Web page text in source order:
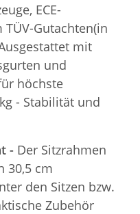
ECE-
Gutachten(in
mit
und
höchste
- Stabilität und
- Der Sitzrahmen
30,5 cm
den Sitzen bzw.
Zubehör